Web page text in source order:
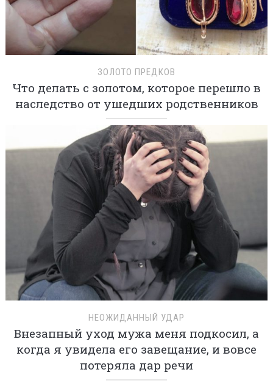
ЗОЛОТО ПРЕДКОВ
Что делать с золотом, которое перешло в
наследство от ушедших родственников
НЕОЖИДАННЫЙ УДАР
Внезапный уход мужа меня подкосил, а
когда я увидела его завещание, и вовсе
потеряла дар речи